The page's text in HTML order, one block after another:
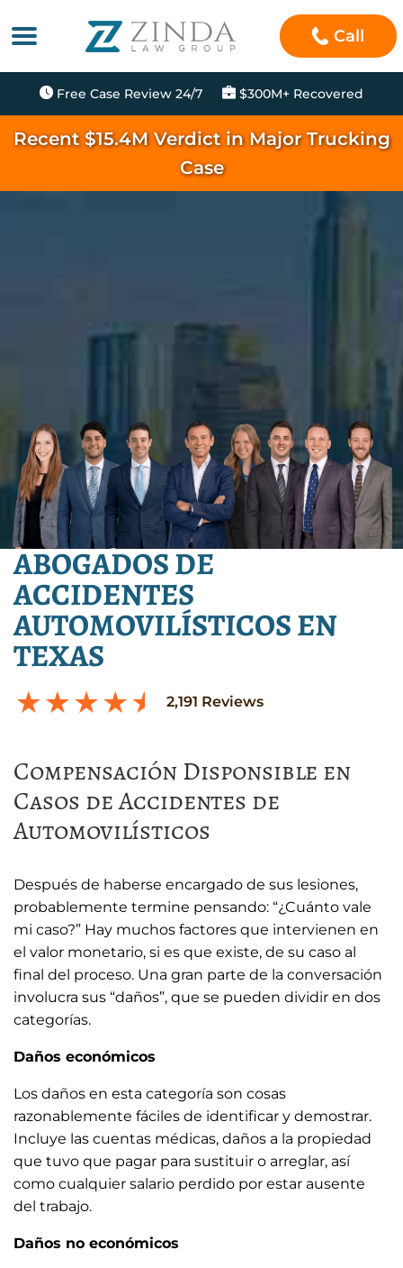
Call
Free Case Review 24/7 $300M+ Recovered
Recent $15.4M Verdict in Major Trucking
Case
ABOGADOS DE
ACCIDENTES
AUTOMOVILÍSTICOS EN
TEXAS
2,191 Reviews
Compensación Disponsible en
Casos de Accidentes de
Automovilísticos
Después de haberse encargado de sus lesiones,
probablemente termine pensando: “¿Cuánto vale
mi caso?” Hay muchos factores que intervienen en
el valor monetario, si es que existe, de su caso al
final del proceso. Una gran parte de la conversación
involucra sus “daños”, que se pueden dividir en dos
categorías.
Daños económicos
Los daños en esta categoría son cosas
razonablemente fáciles de identificar y demostrar.
Incluye las cuentas médicas, daños a la propiedad
que tuvo que pagar para sustituir o arreglar, así
como cualquier salario perdido por estar ausente
del trabajo.
Daños no económicos